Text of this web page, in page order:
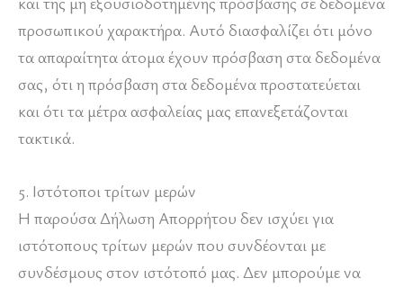
προσωπικού χαρακτήρα. Αυτό διασφαλίζει ότι μόνο
τα απαραίτητα άτομα έχουν πρόσβαση στα δεδομένα
σας, ότι η πρόσβαση στα δεδομένα προστατεύεται
και ότι τα μέτρα ασφαλείας μας επανεξετάζονται
τακτικά.
5. Ιστότοποι τρίτων μερών
Η παρούσα Δήλωση Απορρήτου δεν ισχύει για
ιστότοπους τρίτων μερών που συνδέονται με
συνδέσμους στον ιστότοπό μας. Δεν μπορούμε να